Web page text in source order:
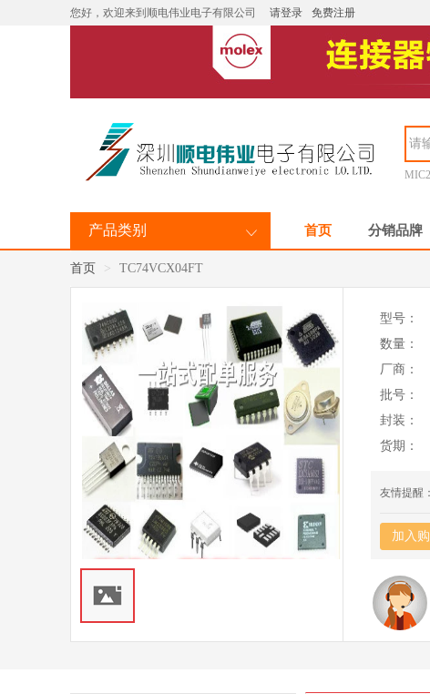
您好，欢迎来到顺电伟业电子有限公司 请登录 免费注册
产品类别 首页 分销品牌
首页 TC74VCX04FT
型号：
数量：
厂商：
批号：
封装：
货期：
友情提醒
加入